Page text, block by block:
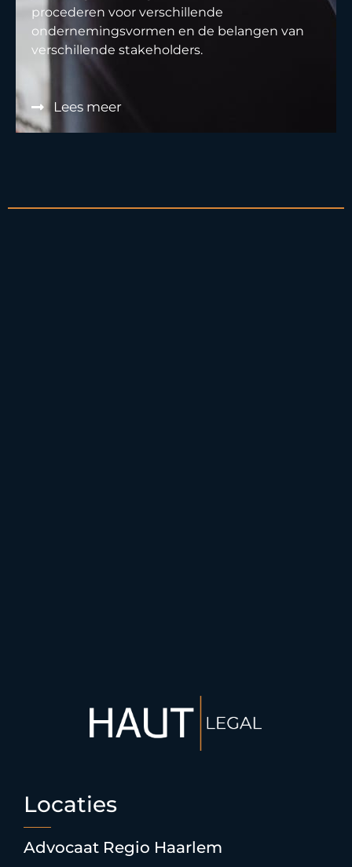
procederen voor verschillende
ondernemingsvormen en de belangen van
verschillende stakeholders.
Lees meer
Locaties
Advocaat Regio Haarlem